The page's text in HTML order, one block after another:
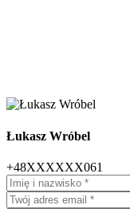
Łukasz Wróbel
+48XXXXXX061